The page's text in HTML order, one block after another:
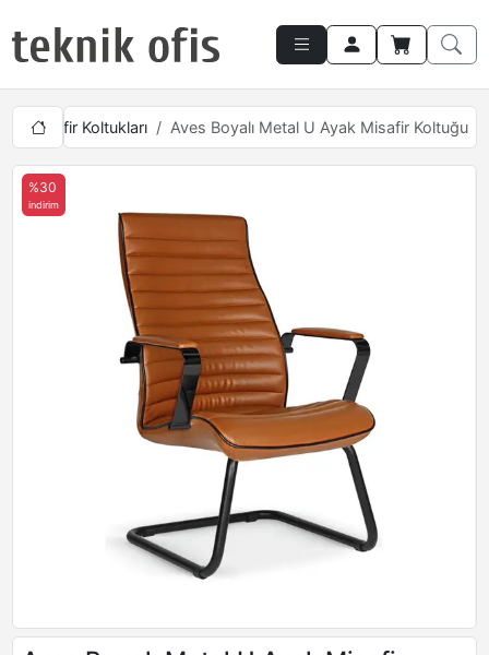
Misafir Koltukları Aves Boyalı Metal U Ayak Misafir Koltuğu
%30
indirim